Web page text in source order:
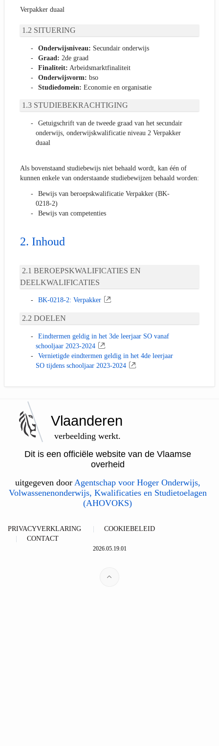
Verpakker duaal
SITUERING
Onderwijsniveau: Secundair onderwijs
Graad: 2de graad
Finaliteit: Arbeidsmarktfinaliteit
Onderwijsvorm: bso
Studiedomein: Economie en organisatie
STUDIEBEKRACHTIGING
Getuigschrift van de tweede graad van het secundair
onderwijs, onderwijskwalificatie niveau 2 Verpakker
duaal
Als bovenstaand studiebewijs niet behaald wordt, kan één of
kunnen enkele van onderstaande studiebewijzen behaald worden:
Bewijs van beroepskwalificatie Verpakker (BK-
0218-2)
Bewijs van competenties
Inhoud
BEROEPSKWALIFICATIES EN
DEELKWALIFICATIES
BK-0218-2: Verpakker
DOELEN
Eindtermen geldig in het 3de leerjaar SO vanaf
schooljaar 2023-2024
Vernietigde eindtermen geldig in het 4de leerjaar
SO tijdens schooljaar 2023-2024
Vlaanderen
verbeelding werkt.
Dit is een officiële website van de Vlaamse
overheid
uitgegeven door Agentschap voor Hoger Onderwijs,
Volwassenenonderwijs, Kwalificaties en Studietoelagen
(AHOVOKS)
PRIVACYVERKLARING
COOKIEBELEID
CONTACT
2026.05.19.01